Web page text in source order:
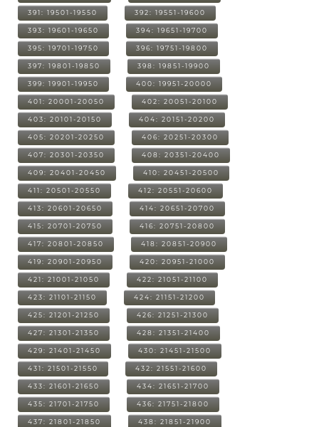
391: 19501-19550 392: 19551-19600
393: 19601-19650 394: 19651-19700
395: 19701-19750 396: 19751-19800
397: 19801-19850 398: 19851-19900
399: 19901-19950 400: 19951-20000
401: 20001-20050 402: 20051-20100
403: 20101-20150 404: 20151-20200
405: 20201-20250 406: 20251-20300
407: 20301-20350 408: 20351-20400
409: 20401-20450 410: 20451-20500
411: 20501-20550 412: 20551-20600
413: 20601-20650 414: 20651-20700
415: 20701-20750 416: 20751-20800
417: 20801-20850 418: 20851-20900
419: 20901-20950 420: 20951-21000
421: 21001-21050 422: 21051-21100
423: 21101-21150 424: 21151-21200
425: 21201-21250 426: 21251-21300
427: 21301-21350 428: 21351-21400
429: 21401-21450 430: 21451-21500
431: 21501-21550 432: 21551-21600
433: 21601-21650 434: 21651-21700
435: 21701-21750 436: 21751-21800
437: 21801-21850 438: 21851-21900